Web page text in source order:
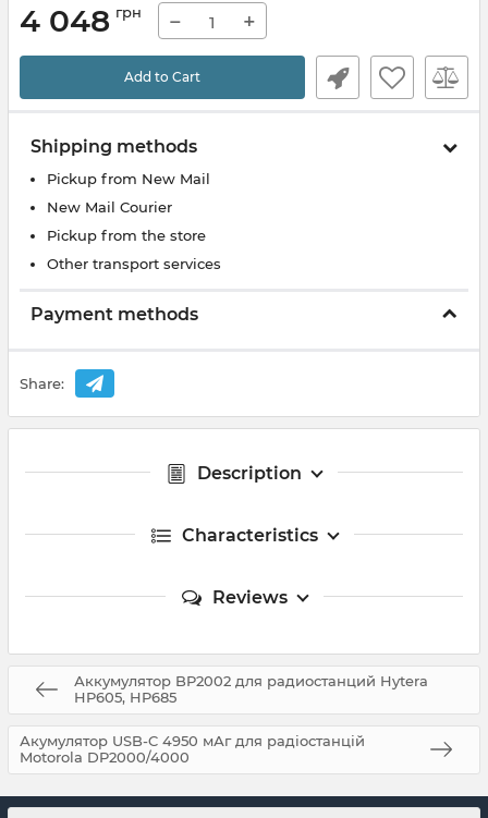
4 048 грн − +
Add to Cart
Shipping methods
Pickup from New Mail
New Mail Courier
Pickup from the store
Other transport services
Payment methods
Share:
Description
Characteristics
Reviews
Аккумулятор BP2002 для радиостанций Hytera
HP605, HP685
Акумулятор USB-C 4950 мАг для радіостанцій
Motorola DP2000/4000